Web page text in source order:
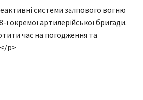
системи залпового вогню
ї окремої артилерійської бригади.
час на погодження та
p>